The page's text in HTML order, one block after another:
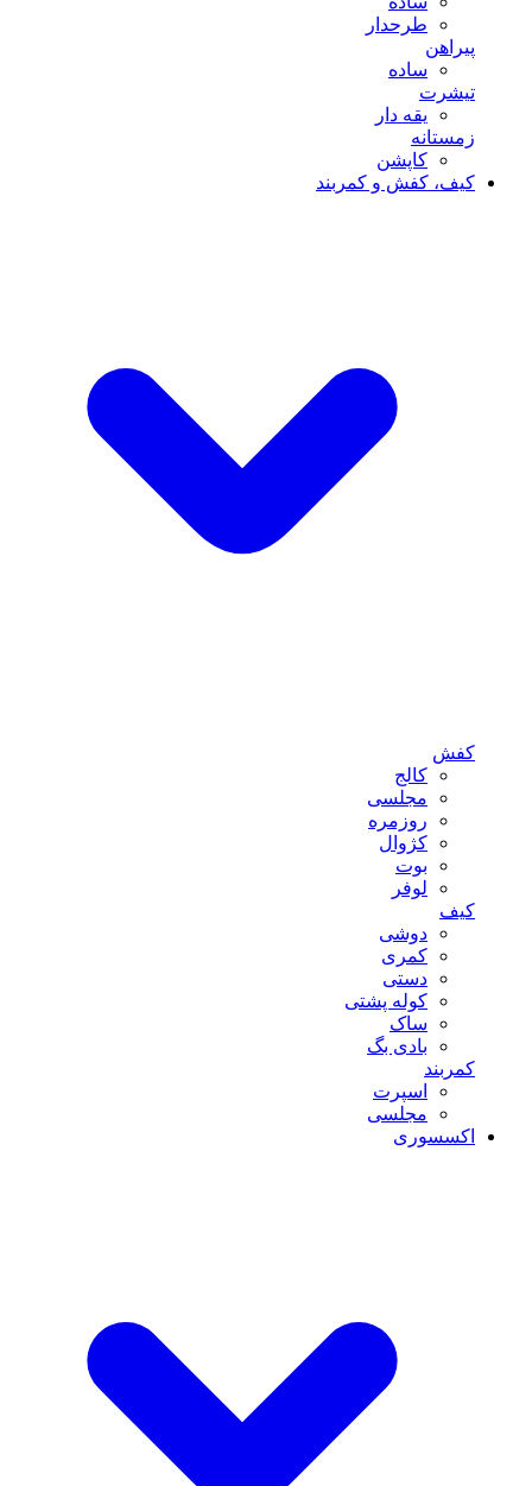
طرحدار
پیراهن
ساده
تیشرت
یقه دار
زمستانه
کاپشن
کیف، کفش و کمربند
کفش
کالج
مجلسی
روزمره
کژوال
بوت
لوفر
کیف
دوشی
کمری
دستی
کوله پشتی
ساک
بادی بگ
کمربند
اسپرت
مجلسی
اکسسوری